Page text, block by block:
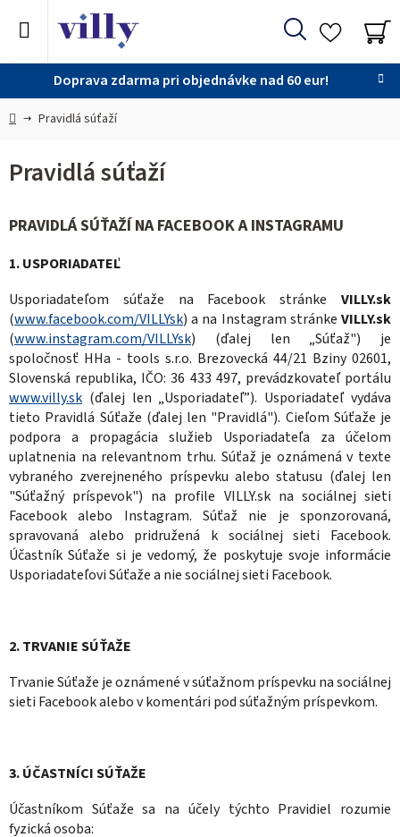
Doprava zdarma pri objednávke nad 60 eur!
Hľadať
DomovPravidlá súťaží
Pravidlá súťaží
PRAVIDLÁ SÚŤAŽÍ NA FACEBOOK A INSTAGRAMU
1. USPORIADATEĽ
Usporiadateľom súťaže na Facebook stránke VILLY.sk
(www.facebook.com/VILLYsk) a na Instagram stránke VILLY.sk
(www.instagram.com/VILLYsk) (ďalej len „Súťaž") je
spoločnosť HHa - tools s.r.o. Brezovecká 44/21 Bziny 02601,
Slovenská republika, IČO: 36 433 497, prevádzkovateľ portálu
www.villy.sk (ďalej len „Usporiadateľ”). Usporiadateľ vydáva
tieto Pravidlá Súťaže (ďalej len "Pravidlá"). Cieľom Súťaže je
podpora a propagácia služieb Usporiadateľa za účelom
uplatnenia na relevantnom trhu. Súťaž je oznámená v texte
vybraného zverejneného príspevku alebo statusu (ďalej len
"Súťažný príspevok") na profile VILLY.sk na sociálnej sieti
Facebook alebo Instagram. Súťaž nie je sponzorovaná,
spravovaná alebo pridružená k sociálnej sieti Facebook.
Účastník Súťaže si je vedomý, že poskytuje svoje informácie
Usporiadateľovi Súťaže a nie sociálnej sieti Facebook.
2. TRVANIE SÚŤAŽE
Trvanie Súťaže je oznámené v súťažnom príspevku na sociálnej
sieti Facebook alebo v komentári pod súťažným príspevkom.
3. ÚČASTNÍCI SÚŤAŽE
Účastníkom Súťaže sa na účely týchto Pravidiel rozumie
fyzická osoba: